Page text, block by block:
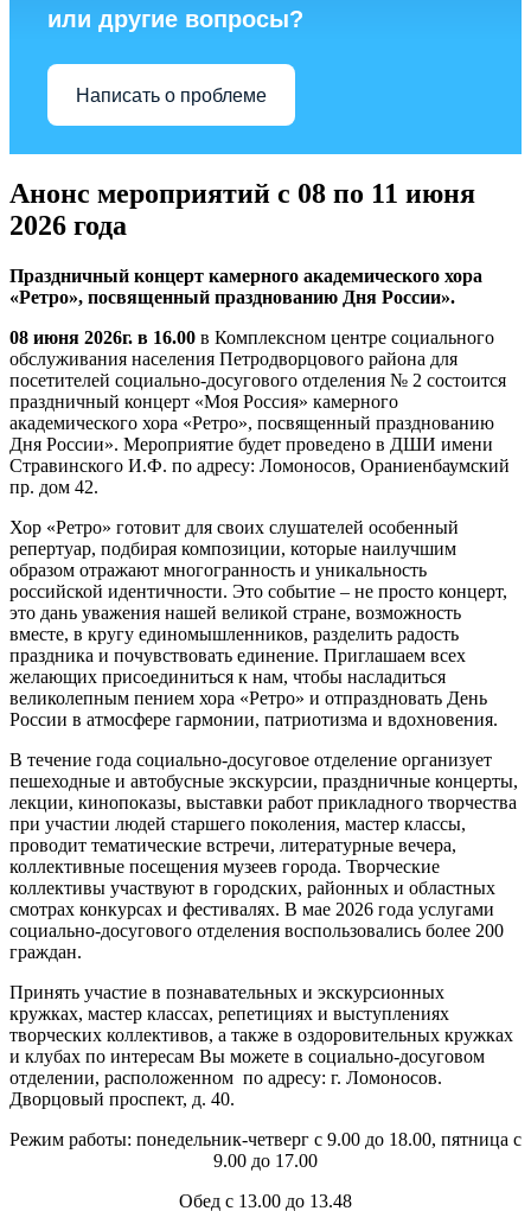
или другие вопросы?
Написать о проблеме
Анонс мероприятий с 08 по 11 июня
2026 года
Праздничный концерт камерного академического хора
«Ретро», посвященный празднованию Дня России».
08 июня 2026г. в 16.00 в Комплексном центре социального
обслуживания населения Петродворцового района для
посетителей социально-досугового отделения № 2 состоится
праздничный концерт «Моя Россия» камерного
академического хора «Ретро», посвященный празднованию
Дня России». Мероприятие будет проведено в ДШИ имени
Стравинского И.Ф. по адресу: Ломоносов, Ораниенбаумский
пр. дом 42.
Хор «Ретро» готовит для своих слушателей особенный
репертуар, подбирая композиции, которые наилучшим
образом отражают многогранность и уникальность
российской идентичности. Это событие – не просто концерт,
это дань уважения нашей великой стране, возможность
вместе, в кругу единомышленников, разделить радость
праздника и почувствовать единение. Приглашаем всех
желающих присоединиться к нам, чтобы насладиться
великолепным пением хора «Ретро» и отпраздновать День
России в атмосфере гармонии, патриотизма и вдохновения.
В течение года социально-досуговое отделение организует
пешеходные и автобусные экскурсии, праздничные концерты,
лекции, кинопоказы, выставки работ прикладного творчества
при участии людей старшего поколения, мастер классы,
проводит тематические встречи, литературные вечера,
коллективные посещения музеев города. Творческие
коллективы участвуют в городских, районных и областных
смотрах конкурсах и фестивалях. В мае 2026 года услугами
социально-досугового отделения воспользовались более 200
граждан.
Принять участие в познавательных и экскурсионных
кружках, мастер классах, репетициях и выступлениях
творческих коллективов, а также в оздоровительных кружках
и клубах по интересам Вы можете в социально-досуговом
отделении, расположенном по адресу: г. Ломоносов.
Дворцовый проспект, д. 40.
Режим работы: понедельник-четверг с 9.00 до 18.00, пятница с
9.00 до 17.00
Обед с 13.00 до 13.48